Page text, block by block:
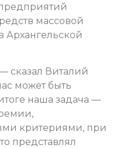
массовой
сказал Виталий
может быть
наша задача —
критериями, при
представлял